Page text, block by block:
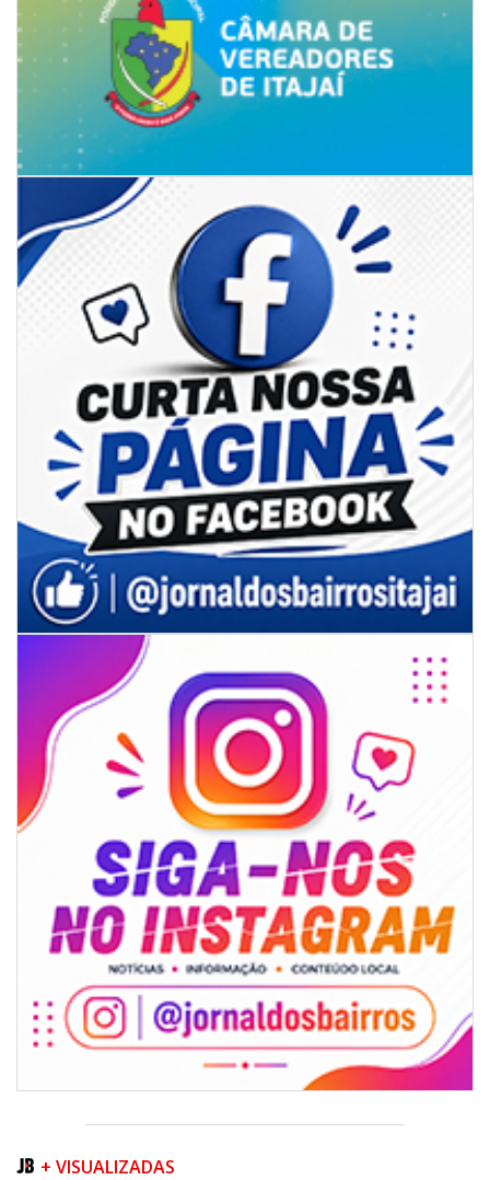
07/08/2026 | 07:00
Ambiental reforça descarte sustentável com envio de 330 quilos de
pilhas à logística reversa
GERAL
07/08/2026 | 07:00
Jordan Hang leva estratégias de marketing e vendas ao InspiraBQ, em
Brusque
ITAPEMA
+ VISUALIZADAS